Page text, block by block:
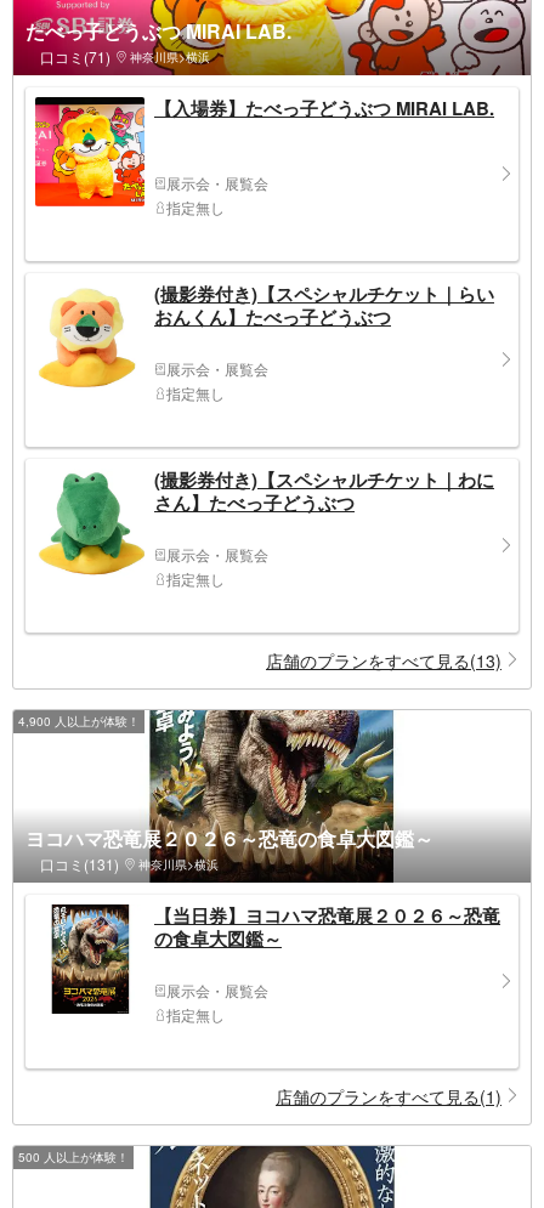
たべっ子どうぶつ MIRAI LAB.
口コミ(71) 神奈川県>横浜
【入場券】たべっ子どうぶつ MIRAI LAB.
展示会・展覧会
指定無し
(撮影券付き)【スペシャルチケット｜らい
おんくん】たべっ子どうぶつ
展示会・展覧会
指定無し
(撮影券付き)【スペシャルチケット｜わに
さん】たべっ子どうぶつ
展示会・展覧会
指定無し
店舗のプランをすべて見る(13)
4,900 人以上が体験！
ヨコハマ恐竜展２０２６～恐竜の食卓大図鑑～
口コミ(131) 神奈川県>横浜
【当日券】ヨコハマ恐竜展２０２６～恐竜
の食卓大図鑑～
展示会・展覧会
指定無し
店舗のプランをすべて見る(1)
500 人以上が体験！